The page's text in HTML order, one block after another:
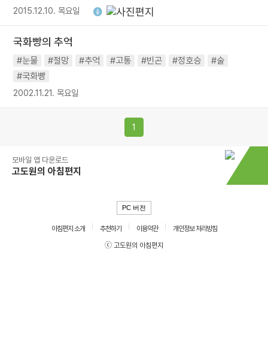
2015.12.10. 목요일
국화빵의 추억
#눈물 #절망 #추억 #고통 #빈곤 #정호승
#술
#국화빵
2002.11.21. 목요일
1
모바일 앱 다운로드
고도원의 아침편지
PC 버전
아침편지 소개 추천하기 이용약관
개인정보 처리방침
ⓒ 고도원의 아침편지